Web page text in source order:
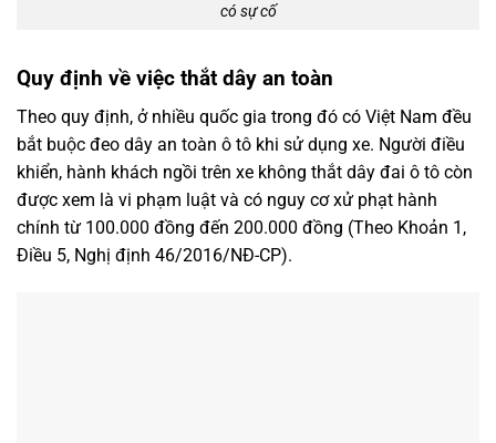
có sự cố
Quy định về việc thắt dây an toàn
Theo quy định, ở nhiều quốc gia trong đó có Việt Nam đều
bắt buộc đeo dây an toàn ô tô khi sử dụng xe. Người điều
khiển, hành khách ngồi trên xe không thắt dây đai ô tô còn
được xem là vi phạm luật và có nguy cơ xử phạt hành
chính từ 100.000 đồng đến 200.000 đồng (Theo Khoản 1,
Điều 5, Nghị định 46/2016/NĐ-CP).